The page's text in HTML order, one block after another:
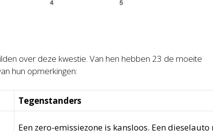
over deze kwestie. Van hen hebben 23 de moeite
hun opmerkingen:
Tegenstanders
Een zero-emissiezone is kansloos. Een dieselauto